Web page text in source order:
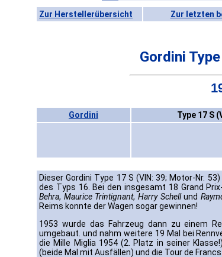
Zur Herstellerübersicht Zur letzten
Gordini
Gordini Type 17 S
Dieser Gordini Type 17 S (VIN: 39; Motor-Nr.
des Typs 16. Bei den insgesamt 18 Grand
Behra, Maurice Trintignant, Harry Schellund
Reims konnte der Wagen sogar gewinnen!
1953 wurde das Fahrzeug dann zu einem
umgebaut. und nahm weitere 19 Mal bei
die Mille Miglia 1954 (2. Platz in seiner
(beide Mal mit Ausfällen) und die Tour de